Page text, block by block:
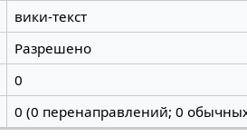
вики-текст
Разрешено
0
0 (0 перенаправлений; 0